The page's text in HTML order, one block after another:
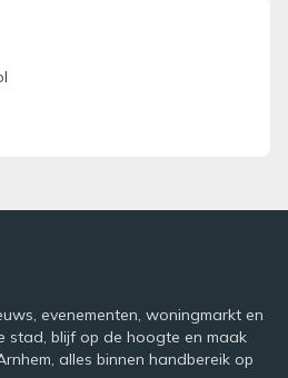
evenementen, woningmarkt en
stad, blijf op de hoogte en maak
alles binnen handbereik op